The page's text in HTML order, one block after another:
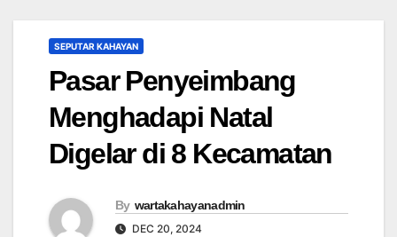
SEPUTAR KAHAYAN
Pasar Penyeimbang
Menghadapi Natal
Digelar di 8 Kecamatan
By wartakahayanadmin
DEC 20, 2024